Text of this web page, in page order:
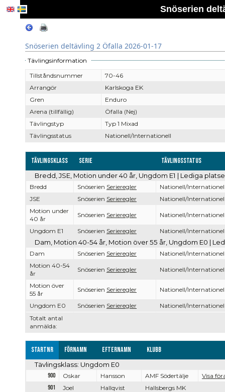
Snöserien
Snöserien deltävling 2 Öfalla 2026-01-17
Tävlingsinformation
Tillståndsnummer
70-46
Arrangör
Karlskoga EK
Gren
Enduro
Arena (tillfällig)
Öfalla (Nej)
Tävlingstyp
Typ 1 Mixad
Tävlingsstatus
Nationell/Internationell
Tävlingsklass Serie Tävlingsstatus
Totalt antal
anmälda:
Bredd, JSE, Motion under 40 år, Ungdom E1 | Lediga
Bredd Snöserien Serieregler
Nationell/
JSE
Snöserien Serieregler
Nationell/
Motion under
40 år
Snöserien Serieregler Nationell/
Ungdom E1 Snöserien Serieregler Nationell/
Dam, Motion 40-54 år, Motion över 55 år, Ungdom E0 |
Dam Snöserien Serieregler
Nationell/
Motion 40-54
år
Snöserien Serieregler Nationell/
Motion över
55 år
Snöserien Serieregler Nationell/
Ungdom E0 Snöserien Serieregler Nationell/
Startnr Förnamn Efternamn Klubb
Tävlingsklass: Ungdom E0
900 Oskar Hansson AMF Södertälje
Visa
901
Joel Hallqvist
Hallsbergs MK